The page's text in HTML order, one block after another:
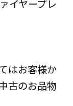
イヤープレ
はお客様か
古のお品物